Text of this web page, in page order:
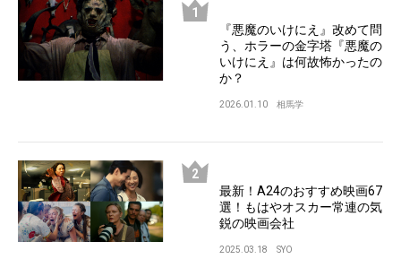
『悪魔のいけにえ』改めて問
う、ホラーの金字塔『悪魔の
いけにえ』は何故怖かったの
か？
2026.01.10 相馬学
最新！A24のおすすめ映画67
選！もはやオスカー常連の気
鋭の映画会社
2025.03.18 SYO